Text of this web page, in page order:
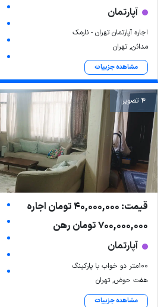
آپارتمان
اجاره آپارتمان تهران - نارمک
مدائن, تهران
مشاهده جزییات
4 تصویر
قیمت: 40,000,000 تومان اجاره
700,000,000 تومان رهن
آپارتمان
۱۰۰متر دو خواب با پارکینگ
هفت حوض, تهران
مشاهده جزییات